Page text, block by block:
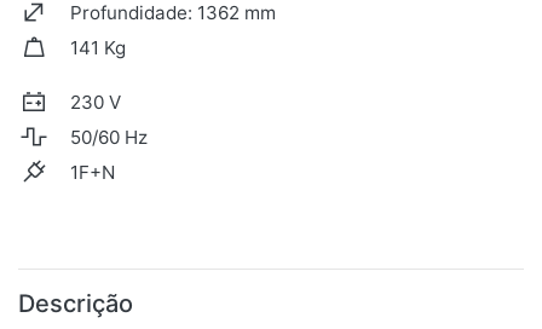
Profundidade: 1362 mm
141 Kg
230 V
50/60 Hz
1F+N
Descrição